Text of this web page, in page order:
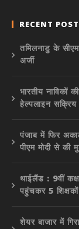
RECENT
तमिलनाडु के
अर्जी
भारतीय नाविकों
हेल्पलाइन
पंजाब में फिर
पीएम मोदी से
थाईलैंड : 9वीं
पहुंचकर 5
शेयर बाजार में